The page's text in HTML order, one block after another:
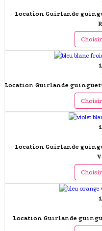
Location Guirlande
Location Guirlande
Location Guirlande
Location Guirlande